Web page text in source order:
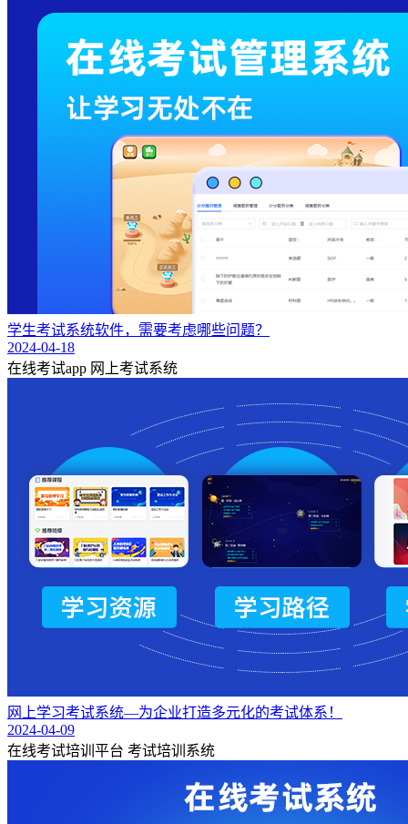
学生考试系统软件，需要考虑哪些问题？
2024-04-18
在线考试app 网上考试系统
网上学习考试系统—为企业打造多元化的考试体系！
2024-04-09
在线考试培训平台 考试培训系统